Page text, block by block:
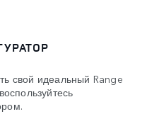
свой идеальный Range